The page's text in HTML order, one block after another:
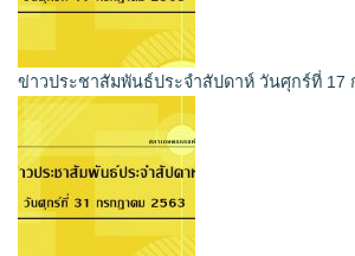
ข่าวประชาสัมพันธ์ประจำสัปดาห์ วันศุกร์ที่ 17